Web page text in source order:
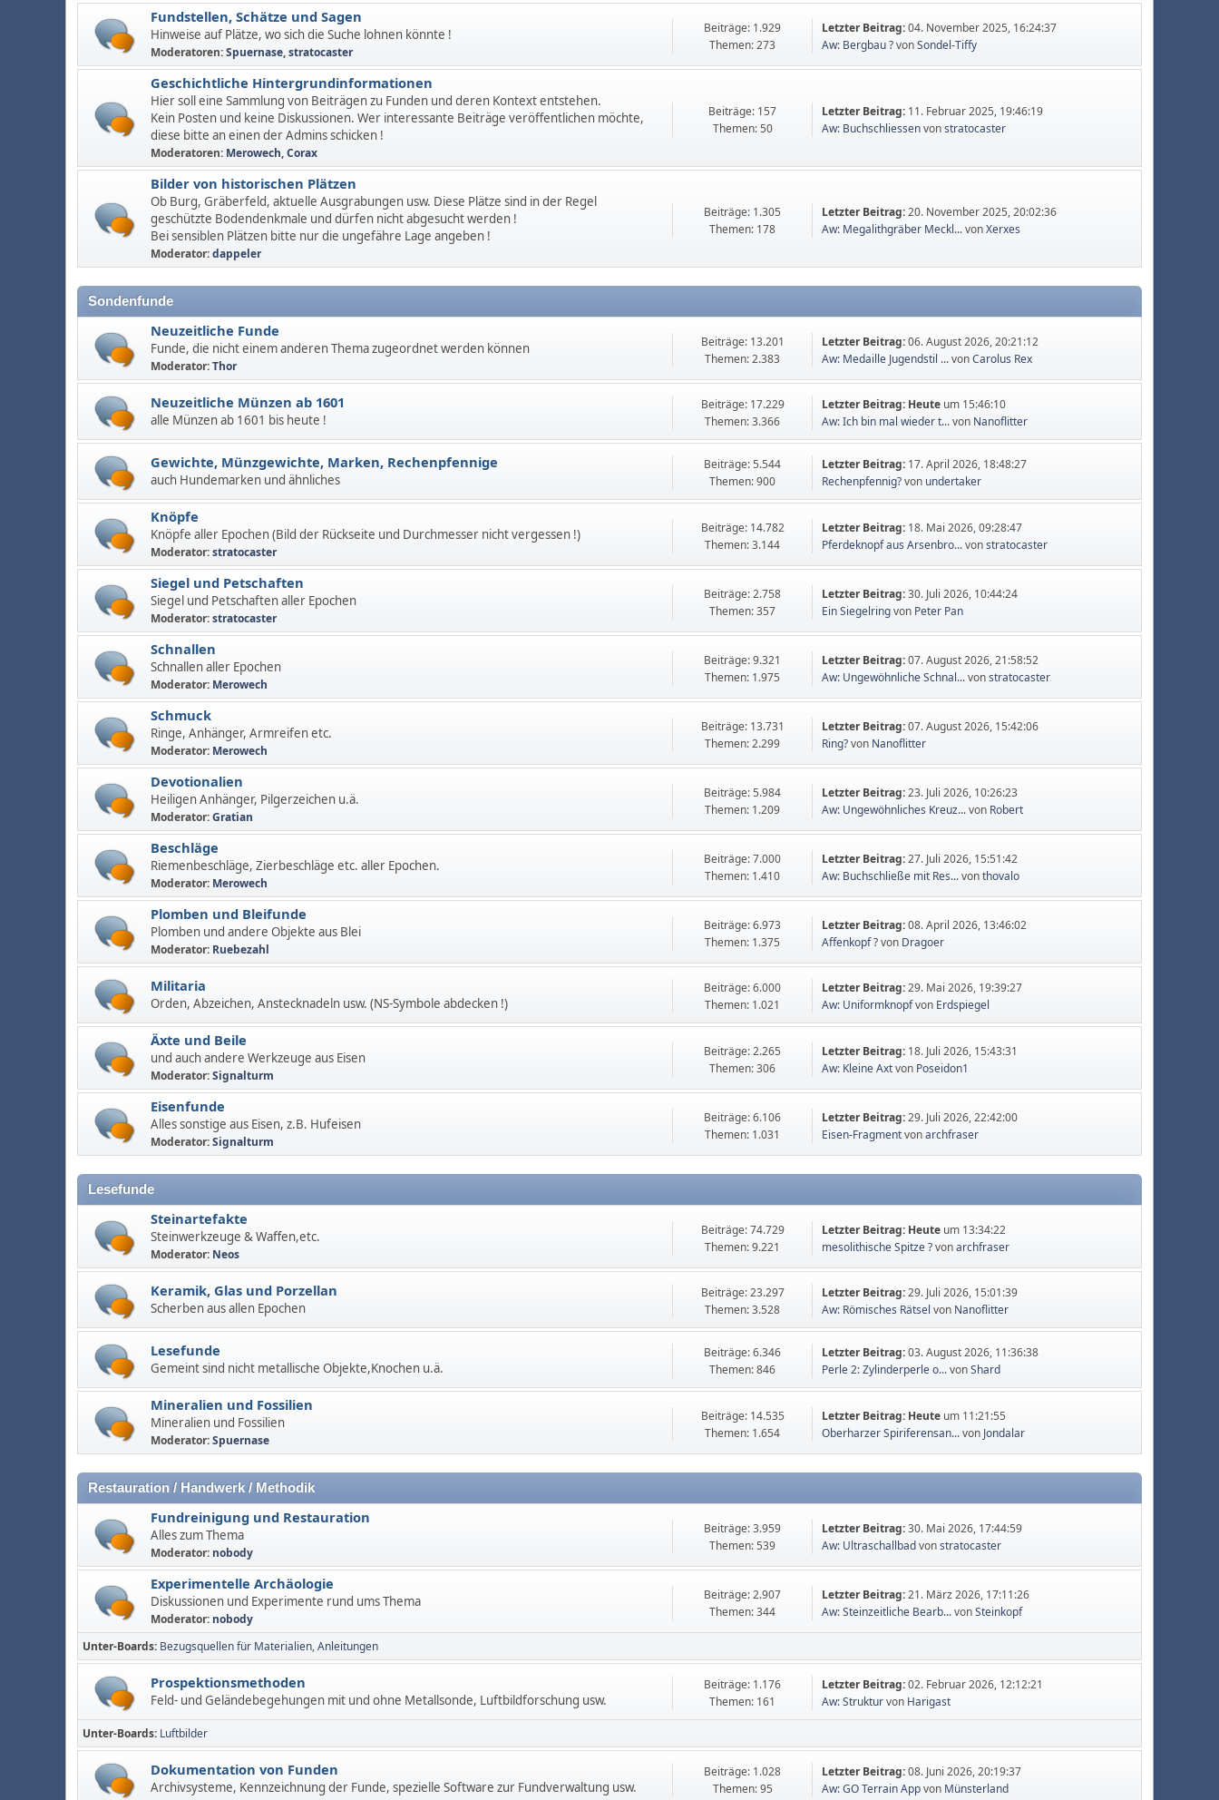
Fundstellen, Schätze und Sagen
Hinweise auf Plätze, wo sich die Suche lohnen könnte !
Moderatoren:Spuernase,stratocaster
Beiträge: 1.929
Themen: 273
Letzter Beitrag:04. November 2025, 16:24:37
Aw: Bergbau ?vonSondel-Tiffy
Geschichtliche Hintergrundinformationen
Hier soll eine Sammlung von Beiträgen zu Funden und deren Kontext entstehen.
Kein Posten und keine Diskussionen. Wer interessante Beiträge veröffentlichen möchte,
diese bitte an einen der Admins schicken !
Moderatoren: Merowech,Corax
Beiträge: 157
Themen: 50
Letzter Beitrag: 11. Februar 2025, 19:46:19
Aw: Buchschliessenvonstratocaster
Bilder von historischen Plätzen
Ob Burg, Gräberfeld, aktuelle Ausgrabungen usw. Diese Plätze sind in der Regel
geschützte Bodendenkmale und dürfen nicht abgesucht werden !
Bei sensiblen Plätzen bitte nur die ungefähre Lage angeben !
Moderator:dappeler
Beiträge: 1.305
Themen: 178
Letzter Beitrag:20. November 2025, 20:02:36
Aw: Megalithgräber Meckl...vonXerxes
Sondenfunde
Neuzeitliche Funde
Funde, die nicht einem anderen Thema zugeordnet werden können
Moderator:Thor
Beiträge: 13.201
Themen: 2.383
Letzter Beitrag:06. August 2026, 20:21:12
Aw: Medaille Jugendstil ...vonCarolus Rex
Neuzeitliche Münzen ab 1601
alle Münzen ab 1601 bis heute !
Beiträge: 17.229
Themen: 3.366
Letzter Beitrag: Heute um 15:46:10
Aw: Ich bin mal wieder t...von Nanoflitter
Gewichte, Münzgewichte, Marken, Rechenpfennige
auch Hundemarken und ähnliches
Beiträge: 5.544
Themen: 900
Letzter Beitrag: 17. April 2026, 18:48:27
Rechenpfennig?von undertaker
Knöpfe
Knöpfe aller Epochen (Bild der Rückseite und Durchmesser nicht vergessen !)
Moderator:stratocaster
Beiträge: 14.782
Themen: 3.144
Letzter Beitrag: 18. Mai 2026, 09:28:47
Pferdeknopf aus Arsenbro...vonstratocaster
Siegel und Petschaften
Siegel und Petschaften aller Epochen
Moderator:stratocaster
Beiträge: 2.758
Themen: 357
Letzter Beitrag:30. Juli 2026, 10:44:24
Ein Siegelringvon Peter Pan
Schnallen
Schnallen aller Epochen
Moderator: Merowech
Beiträge: 9.321
Themen: 1.975
Letzter Beitrag:07. August 2026, 21:58:52
Aw: Ungewöhnliche Schnal...vonstratocaster
Schmuck
Ringe, Anhänger, Armreifen etc.
Moderator: Merowech
Beiträge: 13.731
Themen: 2.299
Letzter Beitrag:07. August 2026, 15:42:06
Ring?von Nanoflitter
Devotionalien
Heiligen Anhänger, Pilgerzeichen u.ä.
Moderator:Gratian
Beiträge: 5.984
Themen: 1.209
Letzter Beitrag:23. Juli 2026, 10:26:23
Aw: Ungewöhnliches Kreuz...von Robert
Beschläge
Riemenbeschläge, Zierbeschläge etc. aller Epochen.
Moderator: Merowech
Beiträge: 7.000
Themen: 1.410
Letzter Beitrag:27. Juli 2026, 15:51:42
Aw: Buchschließe mit Res...vonthovalo
Plomben und Bleifunde
Plomben und andere Objekte aus Blei
Moderator: Ruebezahl
Beiträge: 6.973
Themen: 1.375
Letzter Beitrag:08. April 2026, 13:46:02
Affenkopf ?von Dragoer
Militaria
Orden, Abzeichen, Anstecknadeln usw. (NS-Symbole abdecken !)
Beiträge: 6.000
Themen: 1.021
Letzter Beitrag:29. Mai 2026, 19:39:27
Aw: Uniformknopfvon Erdspiegel
Äxte und Beile
und auch andere Werkzeuge aus Eisen
Moderator:Signalturm
Beiträge: 2.265
Themen: 306
Letzter Beitrag: 18. Juli 2026, 15:43:31
Aw: Kleine Axtvon Poseidon1
Eisenfunde
Alles sonstige aus Eisen, z.B. Hufeisen
Moderator:Signalturm
Beiträge: 6.106
Themen: 1.031
Letzter Beitrag:29. Juli 2026, 22:42:00
Eisen-Fragmentvonarchfraser
Lesefunde
Steinartefakte
Steinwerkzeuge & Waffen,etc.
Moderator: Neos
Beiträge: 74.729
Themen: 9.221
Letzter Beitrag: Heute um 13:34:22
mesolithische Spitze ?vonarchfraser
Keramik, Glas und Porzellan
Scherben aus allen Epochen
Beiträge: 23.297
Themen: 3.528
Letzter Beitrag:29. Juli 2026, 15:01:39
Aw: Römisches Rätsel von Nanoflitter
Lesefunde
Gemeint sind nicht metallische Objekte,Knochen u.ä.
Beiträge: 6.346
Themen: 846
Letzter Beitrag:03. August 2026, 11:36:38
Perle 2: Zylinderperle o...vonShard
Mineralien und Fossilien
Mineralien und Fossilien
Moderator:Spuernase
Beiträge: 14.535
Themen: 1.654
Letzter Beitrag: Heute um 11:21:55
Oberharzer Spiriferensan...von Jondalar
Restauration / Handwerk / Methodik
Fundreinigung und Restauration
Alles zum Thema
Moderator: nobody
Beiträge: 3.959
Themen: 539
Letzter Beitrag:30. Mai 2026, 17:44:59
Aw: Ultraschallbadvonstratocaster
Experimentelle Archäologie
Diskussionen und Experimente rund ums Thema
Moderator: nobody
Beiträge: 2.907
Themen: 344
Letzter Beitrag:21. März 2026, 17:11:26
Aw: Steinzeitliche Bearb...vonSteinkopf
Unter-Boards Bezugsquellen für Materialien Anleitungen
Prospektionsmethoden
Feld- und Geländebegehungen mit und ohne Metallsonde, Luftbildforschung usw.
Beiträge: 1.176
Themen: 161
Letzter Beitrag:02. Februar 2026, 12:12:21
Aw: Strukturvon Harigast
Unter-Boards Luftbilder
Dokumentation von Funden
Archivsysteme, Kennzeichnung der Funde, spezielle Software zur Fundverwaltung usw.
Beiträge: 1.028
Themen: 95
Letzter Beitrag:08. Juni 2026, 20:19:37
Aw: GO Terrain Appvon Münsterland